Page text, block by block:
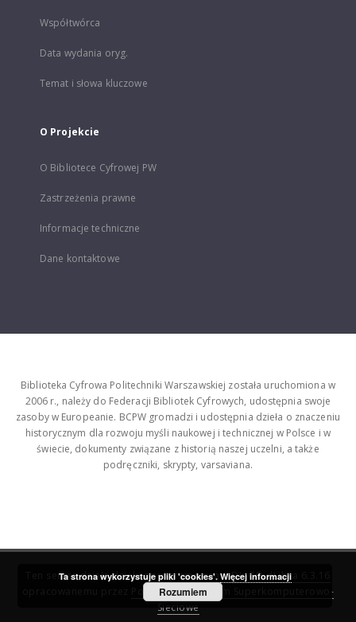
Współtwórca
Data wydania oryg.
Temat i słowa kluczowe
O Projekcie
O Bibliotece Cyfrowej PW
Zastrzeżenia prawne
Informacje techniczne
Dane kontaktowe
Biblioteka Cyfrowa Politechniki Warszawskiej została uruchomiona w
2006 r., należy do Federacji Bibliotek Cyfrowych, udostępnia swoje
zasoby w Europeanie. BCPW gromadzi i udostępnia dzieła o znaczeniu
historycznym dla rozwoju myśli naukowej i technicznej w Polsce i w
świecie, dokumenty związane z historią naszej uczelni, a także
podręczniki, skrypty, varsaviana.
Ten serwis działa dzięki oprogramowaniuDInGO dLibra 6.3.16
Poznańskie Centrum Superkomputerowo-
Sieciowe
Ta strona wykorzystuje pliki 'cookies'. Więcej informacji
Rozumiem